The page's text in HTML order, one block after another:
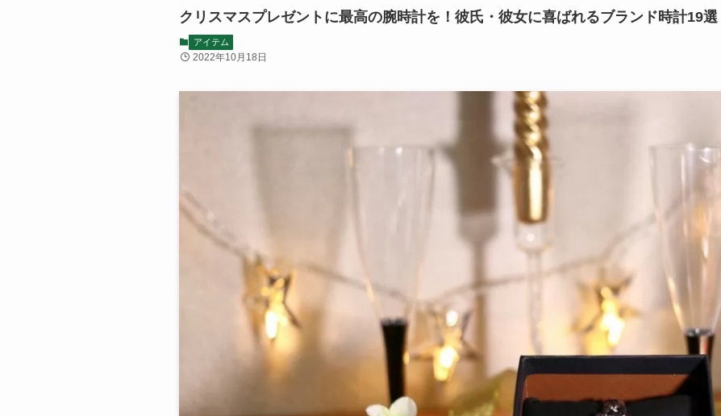
クリスマスプレゼントに最高の腕時計を！彼氏・彼女に喜ばれるブランド時計19選
アイテム
2022年10月18日